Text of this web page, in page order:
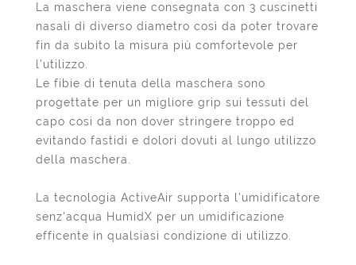
La maschera viene consegnata con 3 cuscinetti
nasali di diverso diametro così da poter trovare
fin da subito la misura più comfortevole per
l'utilizzo.
Le fibie di tenuta della maschera sono
progettate per un migliore grip sui tessuti del
capo cosi da non dover stringere troppo ed
evitando fastidi e dolori dovuti al lungo utilizzo
della maschera.
La tecnologia ActiveAir supporta l'umidificatore
senz'acqua HumidX per un umidificazione
efficente in qualsiasi condizione di utilizzo.